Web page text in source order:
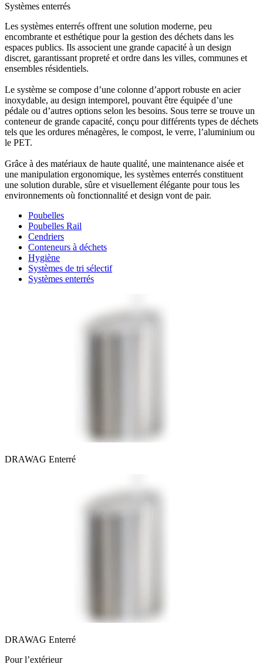
Systèmes enterrés
Les systèmes enterrés offrent une solution moderne, peu
encombrante et esthétique pour la gestion des déchets dans les
espaces publics. Ils associent une grande capacité à un design
discret, garantissant propreté et ordre dans les villes, communes et
ensembles résidentiels.
Le système se compose d’une colonne d’apport robuste en acier
inoxydable, au design intemporel, pouvant être équipée d’une
pédale ou d’autres options selon les besoins. Sous terre se trouve un
conteneur de grande capacité, conçu pour différents types de déchets
tels que les ordures ménagères, le compost, le verre, l’aluminium ou
le PET.
Grâce à des matériaux de haute qualité, une maintenance aisée et
une manipulation ergonomique, les systèmes enterrés constituent
une solution durable, sûre et visuellement élégante pour tous les
environnements où fonctionnalité et design vont de pair.
Poubelles
Poubelles Rail
Cendriers
Conteneurs à déchets
Hygiène
Systèmes de tri sélectif
Systèmes enterrés
DRAWAG Enterré
DRAWAG Enterré
Pour l’extérieur